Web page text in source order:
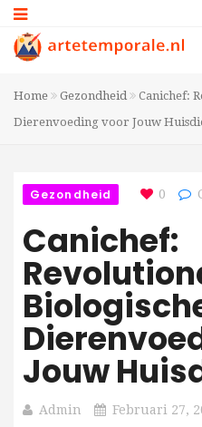
Home Gezondheid
Canichef:
Dierenvoeding voor Jouw
Gezondheid 0
Canichef:
Jouw
Admin Februari 27,